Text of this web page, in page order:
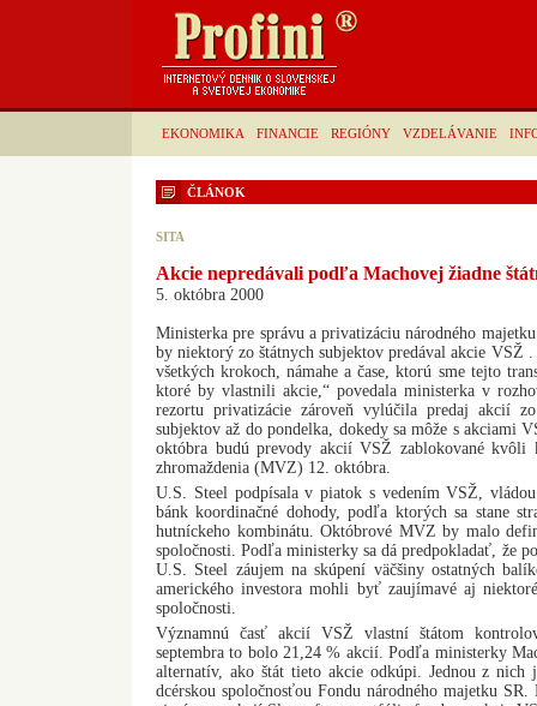
EKONOMIKA FINANCIE REGIÓNY VZDELÁVANIE
ČLÁNOK
SITA
Akcie nepredávali podľa Machovej žiadne
5. októbra 2000
Ministerka pre správu a privatizáciu národného
by niektorý zo štátnych subjektov predával akcie VSŽ
všetkých krokoch, námahe a čase, ktorú sme tejto
ktoré by vlastnili akcie,“ povedala ministerka v
rezortu privatizácie zároveň vylúčila predaj akcií
subjektov až do pondelka, dokedy sa môže s akciami
októbra budú prevody akcií VSŽ zablokované kvôli
zhromaždenia (MVZ) 12. októbra.
U.S. Steel podpísala v piatok s vedením VSŽ,
bánk koordinačné dohody, podľa ktorých sa stane
hutníckeho kombinátu. Októbrové MVZ by malo
spoločnosti. Podľa ministerky sa dá predpokladať, že
U.S. Steel záujem na skúpení väčšiny ostatných
amerického investora mohli byť zaujímavé aj
spoločnosti.
Významnú časť akcií VSŽ vlastní štátom
septembra to bolo 21,24 % akcií. Podľa ministerky
alternatív, ako štát tieto akcie odkúpi. Jednou z nich
dcérskou spoločnosťou Fondu národného majetku